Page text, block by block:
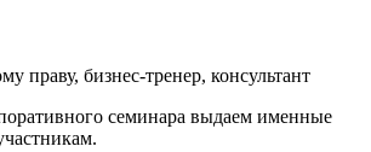
праву, бизнес-тренер, консультант
семинара выдаем именные